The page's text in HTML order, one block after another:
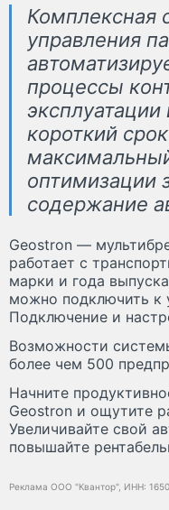
Комплексная
управления
процессы
эксплуатации
короткий
оптимизации
содержание
Geostron —
работает с
марки и года
можно подключить к
Подключение и
Возможности
более чем 500
Начните
Geostron и ощутите
Увеличивайте свой
повышайте
Реклама ООО "Квантор", ИНН: